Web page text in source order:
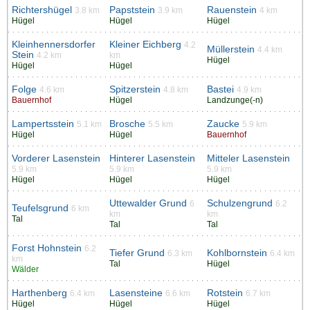
Richtershügel
3.8 km
Hügel
Papststein 3.9 km
Hügel
Rauenstein 4 km
Hügel
Kleinhennersdorfer
Stein 4.2 km
Hügel
Kleiner Eichberg 4.2
km
Hügel
Müllerstein 4.4 km
Hügel
Folge 4.6 km
Bauernhof
Spitzerstein 4.8 km
Hügel
Bastei 4.9 km
Landzunge(-n)
Lampertsstein 5.1 km
Hügel
Brosche 5.5 km
Hügel
Zaucke 5.9 km
Bauernhof
Vorderer Lasenstein
5.9 km
Hügel
Hinterer Lasenstein
5.9 km
Hügel
Mitteler Lasenstein
5.9 km
Hügel
Teufelsgrund 6 km
Tal
Uttewalder Grund 6
km
Tal
Schulzengrund 6.2
km
Tal
Forst Hohnstein 6.2
km
Wälder
Tiefer Grund 6.3 km
Tal
Kohlbornstein 6.4 km
Hügel
Harthenberg 6.4 km
Hügel
Lasensteine 6.6 km
Hügel
Rotstein 6.7 km
Hügel